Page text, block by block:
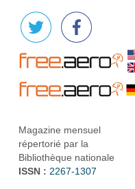
Magazine mensuel
répertorié par la
Bibliothèque nationale
ISSN : 2267-1307